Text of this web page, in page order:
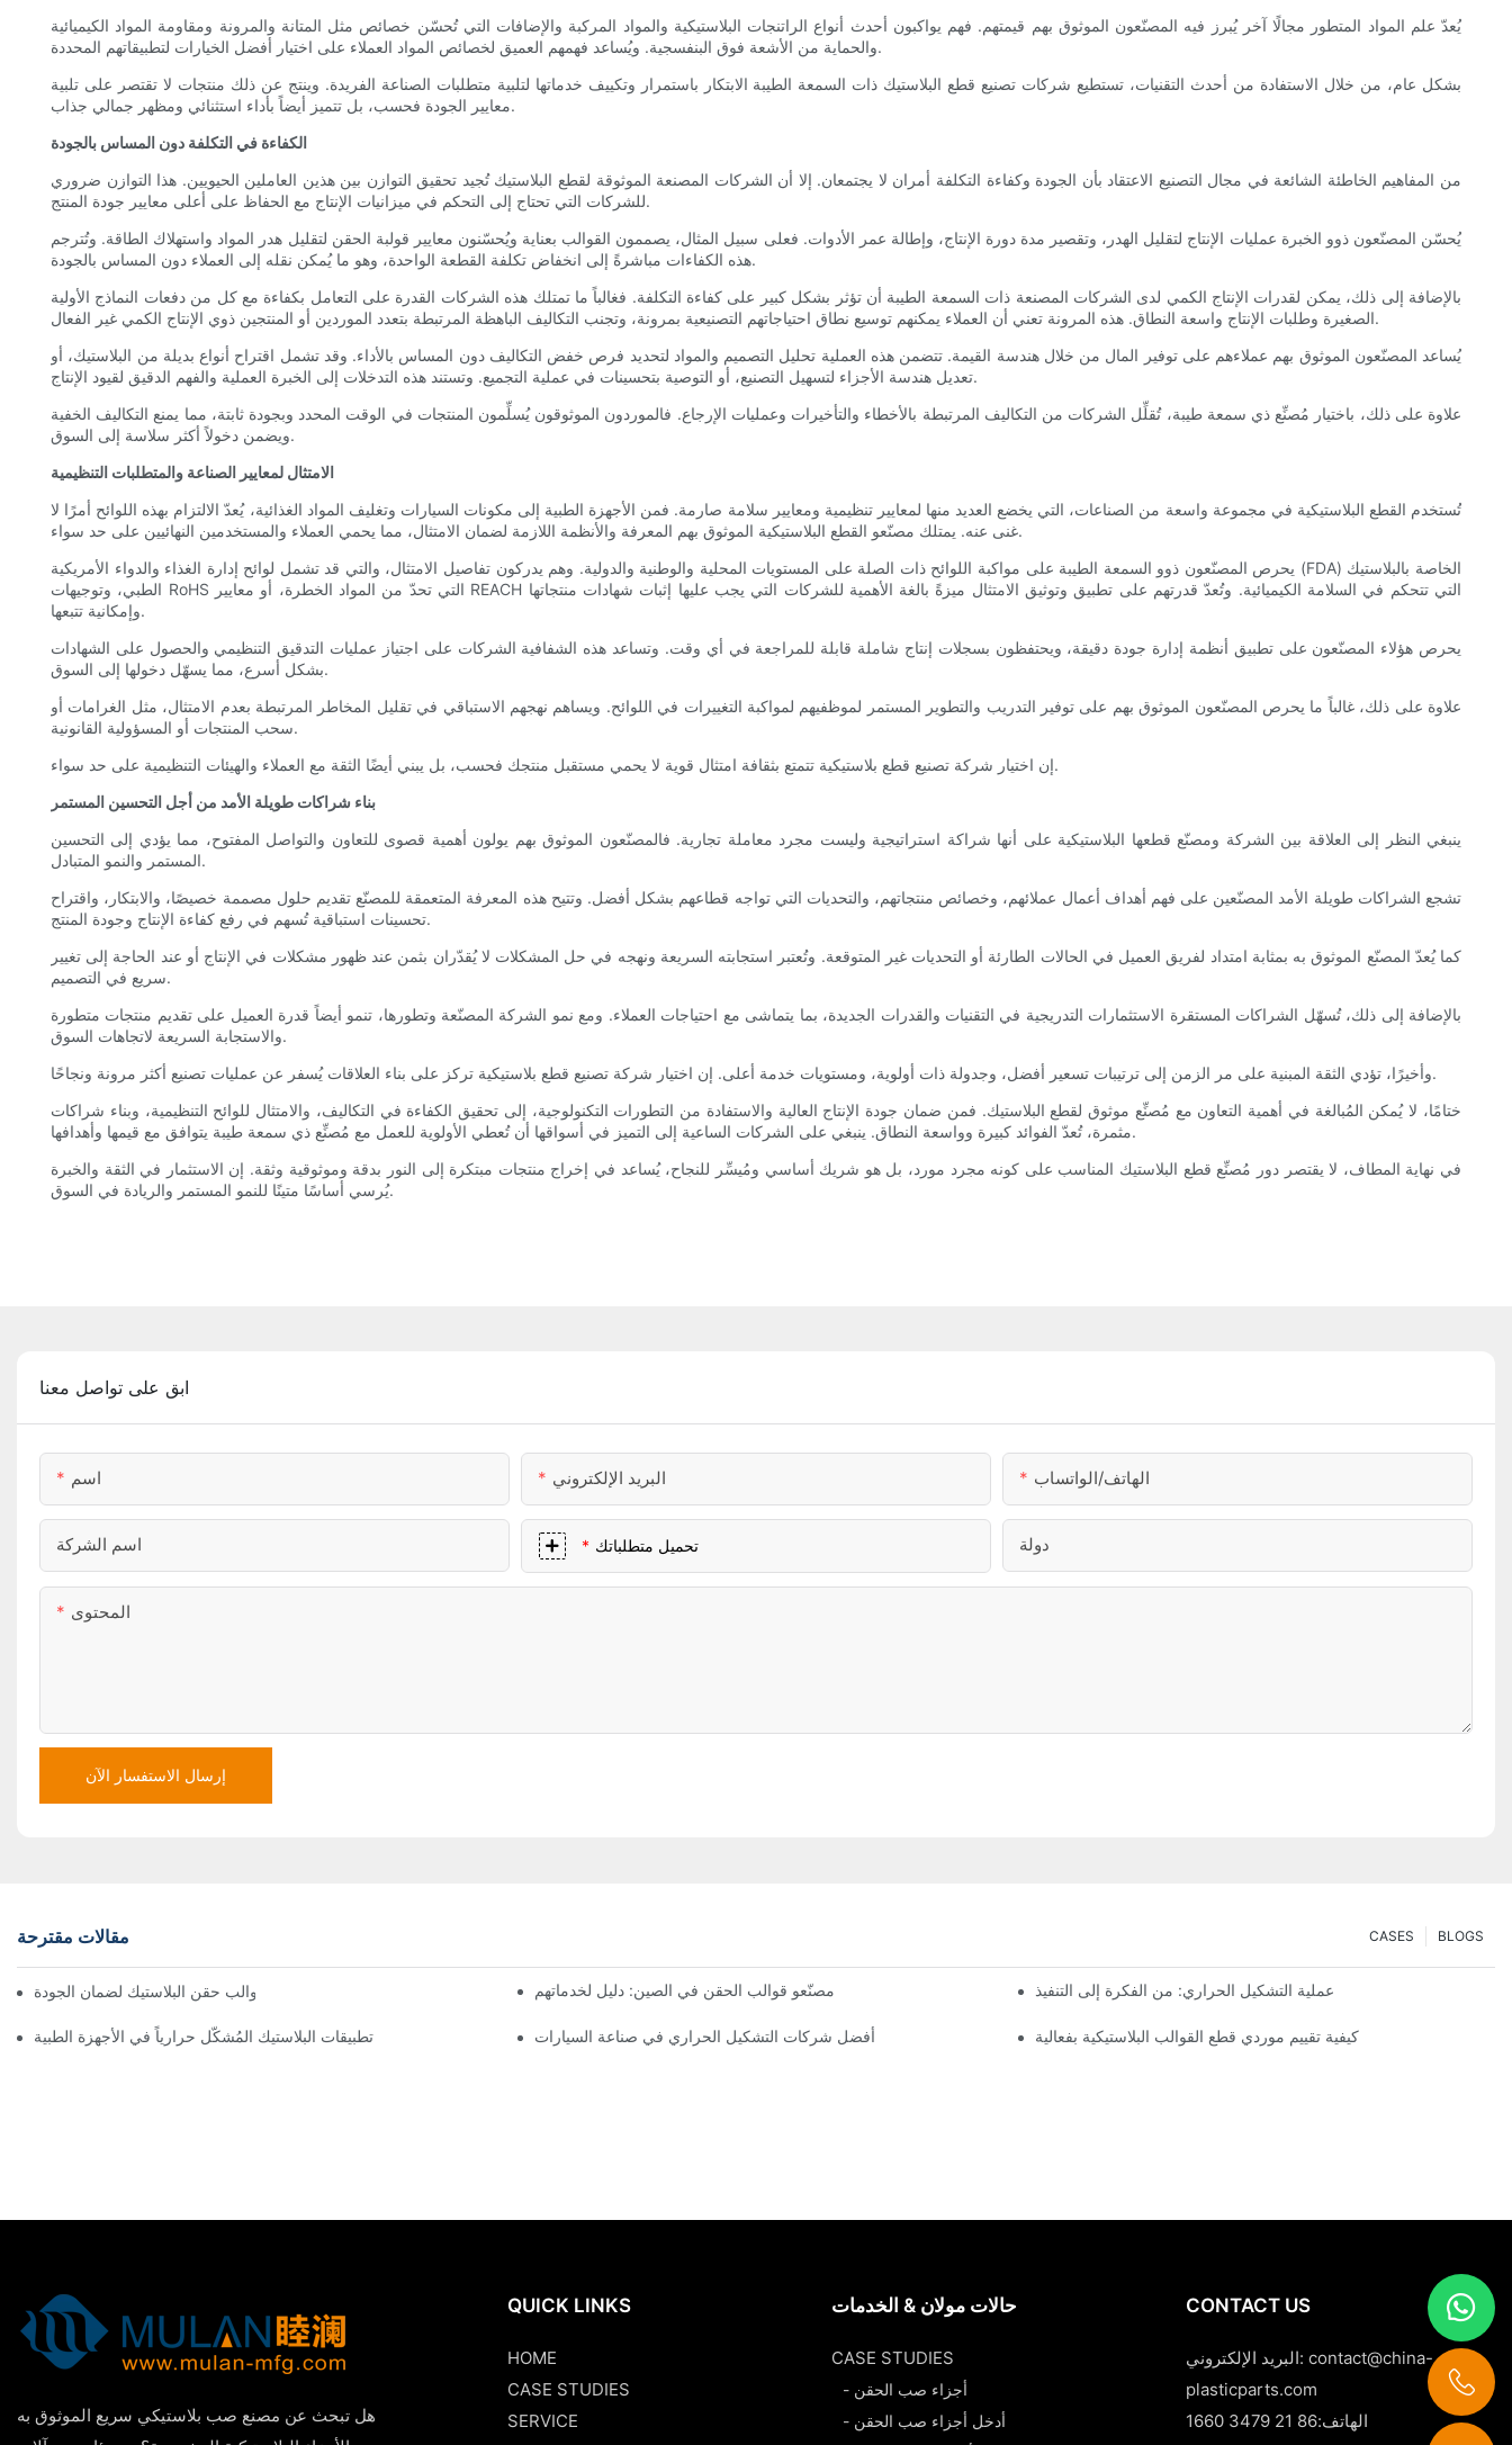
يُعدّ علم المواد المتطور مجالًا آخر يُبرز فيه المصنّعون الموثوق بهم قيمتهم. فهم يواكبون أحدث أنواع الراتنجات البلاستيكية والمواد المركبة والإضافات التي تُحسّن خصائص مثل المتانة والمرونة ومقاومة المواد الكيميائية
والحماية من الأشعة فوق البنفسجية. ويُساعد فهمهم العميق لخصائص المواد العملاء على اختيار أفضل الخيارات لتطبيقاتهم المحددة.
بشكل عام، من خلال الاستفادة من أحدث التقنيات، تستطيع شركات تصنيع قطع البلاستيك ذات السمعة الطيبة الابتكار باستمرار وتكييف خدماتها لتلبية متطلبات الصناعة الفريدة. وينتج عن ذلك منتجات لا تقتصر على تلبية
معايير الجودة فحسب، بل تتميز أيضاً بأداء استثنائي ومظهر جمالي جذاب.
الكفاءة في التكلفة دون المساس بالجودة
من المفاهيم الخاطئة الشائعة في مجال التصنيع الاعتقاد بأن الجودة وكفاءة التكلفة أمران لا يجتمعان. إلا أن الشركات المصنعة الموثوقة لقطع البلاستيك تُجيد تحقيق التوازن بين هذين العاملين الحيويين. هذا التوازن ضروري
للشركات التي تحتاج إلى التحكم في ميزانيات الإنتاج مع الحفاظ على أعلى معايير جودة المنتج.
يُحسّن المصنّعون ذوو الخبرة عمليات الإنتاج لتقليل الهدر، وتقصير مدة دورة الإنتاج، وإطالة عمر الأدوات. فعلى سبيل المثال، يصممون القوالب بعناية ويُحسّنون معايير قولبة الحقن لتقليل هدر المواد واستهلاك الطاقة. وتُترجم
هذه الكفاءات مباشرةً إلى انخفاض تكلفة القطعة الواحدة، وهو ما يُمكن نقله إلى العملاء دون المساس بالجودة.
بالإضافة إلى ذلك، يمكن لقدرات الإنتاج الكمي لدى الشركات المصنعة ذات السمعة الطيبة أن تؤثر بشكل كبير على كفاءة التكلفة. فغالباً ما تمتلك هذه الشركات القدرة على التعامل بكفاءة مع كل من دفعات النماذج الأولية
الصغيرة وطلبات الإنتاج واسعة النطاق. هذه المرونة تعني أن العملاء يمكنهم توسيع نطاق احتياجاتهم التصنيعية بمرونة، وتجنب التكاليف الباهظة المرتبطة بتعدد الموردين أو المنتجين ذوي الإنتاج الكمي غير الفعال.
يُساعد المصنّعون الموثوق بهم عملاءهم على توفير المال من خلال هندسة القيمة. تتضمن هذه العملية تحليل التصميم والمواد لتحديد فرص خفض التكاليف دون المساس بالأداء. وقد تشمل اقتراح أنواع بديلة من البلاستيك، أو
تعديل هندسة الأجزاء لتسهيل التصنيع، أو التوصية بتحسينات في عملية التجميع. وتستند هذه التدخلات إلى الخبرة العملية والفهم الدقيق لقيود الإنتاج.
علاوة على ذلك، باختيار مُصنِّع ذي سمعة طيبة، تُقلِّل الشركات من التكاليف المرتبطة بالأخطاء والتأخيرات وعمليات الإرجاع. فالموردون الموثوقون يُسلِّمون المنتجات في الوقت المحدد وبجودة ثابتة، مما يمنع التكاليف الخفية
ويضمن دخولاً أكثر سلاسة إلى السوق.
الامتثال لمعايير الصناعة والمتطلبات التنظيمية
تُستخدم القطع البلاستيكية في مجموعة واسعة من الصناعات، التي يخضع العديد منها لمعايير تنظيمية ومعايير سلامة صارمة. فمن الأجهزة الطبية إلى مكونات السيارات وتغليف المواد الغذائية، يُعدّ الالتزام بهذه اللوائح أمرًا لا
غنى عنه. يمتلك مصنّعو القطع البلاستيكية الموثوق بهم المعرفة والأنظمة اللازمة لضمان الامتثال، مما يحمي العملاء والمستخدمين النهائيين على حد سواء.
يحرص المصنّعون ذوو السمعة الطيبة على مواكبة اللوائح ذات الصلة على المستويات المحلية والوطنية والدولية. وهم يدركون تفاصيل الامتثال، والتي قد تشمل لوائح إدارة الغذاء والدواء الأمريكية (FDA) الخاصة بالبلاستيك
الطبي، وتوجيهات RoHS التي تحدّ من المواد الخطرة، أو معايير REACH التي تتحكم في السلامة الكيميائية. وتُعدّ قدرتهم على تطبيق وتوثيق الامتثال ميزةً بالغة الأهمية للشركات التي يجب عليها إثبات شهادات منتجاتها
وإمكانية تتبعها.
يحرص هؤلاء المصنّعون على تطبيق أنظمة إدارة جودة دقيقة، ويحتفظون بسجلات إنتاج شاملة قابلة للمراجعة في أي وقت. وتساعد هذه الشفافية الشركات على اجتياز عمليات التدقيق التنظيمي والحصول على الشهادات
بشكل أسرع، مما يسهّل دخولها إلى السوق.
علاوة على ذلك، غالباً ما يحرص المصنّعون الموثوق بهم على توفير التدريب والتطوير المستمر لموظفيهم لمواكبة التغييرات في اللوائح. ويساهم نهجهم الاستباقي في تقليل المخاطر المرتبطة بعدم الامتثال، مثل الغرامات أو
سحب المنتجات أو المسؤولية القانونية.
إن اختيار شركة تصنيع قطع بلاستيكية تتمتع بثقافة امتثال قوية لا يحمي مستقبل منتجك فحسب، بل يبني أيضًا الثقة مع العملاء والهيئات التنظيمية على حد سواء.
بناء شراكات طويلة الأمد من أجل التحسين المستمر
ينبغي النظر إلى العلاقة بين الشركة ومصنّع قطعها البلاستيكية على أنها شراكة استراتيجية وليست مجرد معاملة تجارية. فالمصنّعون الموثوق بهم يولون أهمية قصوى للتعاون والتواصل المفتوح، مما يؤدي إلى التحسين
المستمر والنمو المتبادل.
تشجع الشراكات طويلة الأمد المصنّعين على فهم أهداف أعمال عملائهم، وخصائص منتجاتهم، والتحديات التي تواجه قطاعهم بشكل أفضل. وتتيح هذه المعرفة المتعمقة للمصنّع تقديم حلول مصممة خصيصًا، والابتكار، واقتراح
تحسينات استباقية تُسهم في رفع كفاءة الإنتاج وجودة المنتج.
كما يُعدّ المصنّع الموثوق به بمثابة امتداد لفريق العميل في الحالات الطارئة أو التحديات غير المتوقعة. وتُعتبر استجابته السريعة ونهجه في حل المشكلات لا يُقدّران بثمن عند ظهور مشكلات في الإنتاج أو عند الحاجة إلى تغيير
سريع في التصميم.
بالإضافة إلى ذلك، تُسهّل الشراكات المستقرة الاستثمارات التدريجية في التقنيات والقدرات الجديدة، بما يتماشى مع احتياجات العملاء. ومع نمو الشركة المصنّعة وتطورها، تنمو أيضاً قدرة العميل على تقديم منتجات متطورة
والاستجابة السريعة لاتجاهات السوق.
وأخيرًا، تؤدي الثقة المبنية على مر الزمن إلى ترتيبات تسعير أفضل، وجدولة ذات أولوية، ومستويات خدمة أعلى. إن اختيار شركة تصنيع قطع بلاستيكية تركز على بناء العلاقات يُسفر عن عمليات تصنيع أكثر مرونة ونجاحًا.
ختامًا، لا يُمكن المُبالغة في أهمية التعاون مع مُصنِّع موثوق لقطع البلاستيك. فمن ضمان جودة الإنتاج العالية والاستفادة من التطورات التكنولوجية، إلى تحقيق الكفاءة في التكاليف، والامتثال للوائح التنظيمية، وبناء شراكات
مثمرة، تُعدّ الفوائد كبيرة وواسعة النطاق. ينبغي على الشركات الساعية إلى التميز في أسواقها أن تُعطي الأولوية للعمل مع مُصنِّع ذي سمعة طيبة يتوافق مع قيمها وأهدافها.
في نهاية المطاف، لا يقتصر دور مُصنِّع قطع البلاستيك المناسب على كونه مجرد مورد، بل هو شريك أساسي ومُيسِّر للنجاح، يُساعد في إخراج منتجات مبتكرة إلى النور بدقة وموثوقية وثقة. إن الاستثمار في الثقة والخبرة
يُرسي أساسًا متينًا للنمو المستمر والريادة في السوق.
ابق على تواصل معنا
اسم البريد الإلكتروني الهاتف/الواتساب
اسم الشركة تحميل متطلباتك دولة
المحتوى
إرسال الاستفسار الآن
مقالات مقترحة BLOGS
CASES
تقييم موردي قوالب حقن البلاستيك لضمان الجودة مصنّعو قوالب الحقن في الصين: دليل لخدماتهم عملية التشكيل الحراري: من الفكرة إلى التنفيذ
تطبيقات البلاستيك المُشكّل حرارياً في الأجهزة الطبية أفضل شركات التشكيل الحراري في صناعة السيارات كيفية تقييم موردي قطع القوالب البلاستيكية بفعالية
هل تبحث عن مصنع صب بلاستيكي سريع الموثوق به
QUICK LINKS
HOME
CASE STUDIES
SERVICE
حالات مولان & الخدمات
CASE STUDIES
- أجزاء صب الحقن
- أدخل أجزاء صب الحقن
CONTACT US
البريد الإلكتروني:contact@china-
plasticparts.com
الهاتف:86 21 3479 1660